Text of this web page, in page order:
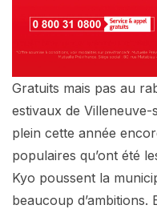
Gratuits mais pas au
estivaux de
plein cette année
populaires qu’ont été
Kyo poussent la
beaucoup